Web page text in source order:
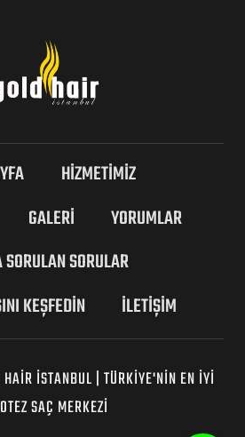
HİZMETİMİZ
GALERİ
YORUMLAR
SORULAR
KEŞFEDIN
İLETİŞİM
İSTANBUL | TÜRKIYE'NIN EN İYI
SAÇ MERKEZI